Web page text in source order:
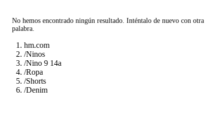
No hemos encontrado ningún resultado. Inténtalo de nuevo con otra
palabra.
hm.com
/Ninos
/Nino 9 14a
/Ropa
/Shorts
/Denim